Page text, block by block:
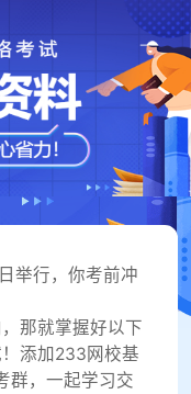
举行，你考前冲
那就掌握好以下
添加233网校基
群，一起学习交